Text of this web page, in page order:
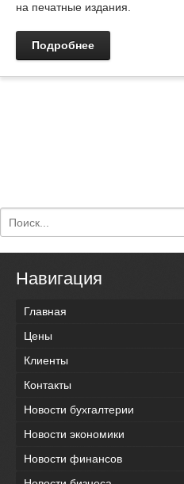
на печатные издания.
Подробнее
Навигация
Главная
Цены
Клиенты
Контакты
Новости бухгалтерии
Новости экономики
Новости финансов